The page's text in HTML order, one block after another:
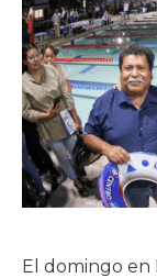
El domingo en